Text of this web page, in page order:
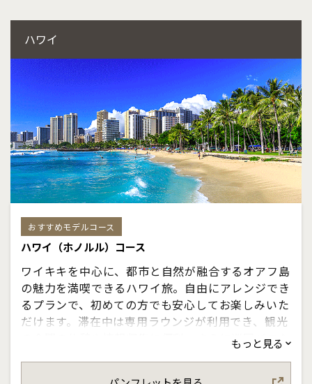
ハワイ
おすすめモデルコース
ハワイ（ホノルル）コース
ワイキキを中心に、都市と自然が融合するオアフ島
の魅力を満喫できるハワイ旅。自由にアレンジでき
るプランで、初めての方でも安心してお楽しみいた
だけます。滞在中は専用ラウンジが利用でき、観光
の合間の休憩や情報収集に便利。さらに巡回バスな
もっと見る